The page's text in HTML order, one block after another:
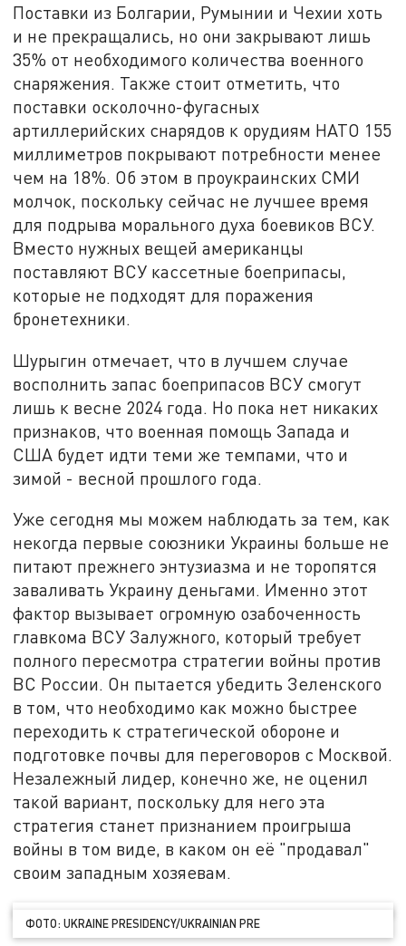
Поставки из Болгарии, Румынии и Чехии хоть
и не прекращались, но они закрывают лишь
35% от необходимого количества военного
снаряжения. Также стоит отметить, что
поставки осколочно-фугасных
артиллерийских снарядов к орудиям НАТО 155
миллиметров покрывают потребности менее
чем на 18%. Об этом в проукраинских СМИ
молчок, поскольку сейчас не лучшее время
для подрыва морального духа боевиков ВСУ.
Вместо нужных вещей американцы
поставляют ВСУ кассетные боеприпасы,
которые не подходят для поражения
бронетехники.
Шурыгин отмечает, что в лучшем случае
восполнить запас боеприпасов ВСУ смогут
лишь к весне 2024 года. Но пока нет никаких
признаков, что военная помощь Запада и
США будет идти теми же темпами, что и
зимой - весной прошлого года.
Уже сегодня мы можем наблюдать за тем, как
некогда первые союзники Украины больше не
питают прежнего энтузиазма и не торопятся
заваливать Украину деньгами. Именно этот
фактор вызывает огромную озабоченность
главкома ВСУ Залужного, который требует
полного пересмотра стратегии войны против
ВС России. Он пытается убедить Зеленского
в том, что необходимо как можно быстрее
переходить к стратегической обороне и
подготовке почвы для переговоров с Москвой.
Незалежный лидер, конечно же, не оценил
такой вариант, поскольку для него эта
стратегия станет признанием проигрыша
войны в том виде, в каком он её "продавал"
своим западным хозяевам.
ФОТО: UKRAINE PRESIDENCY/UKRAINIAN PRE